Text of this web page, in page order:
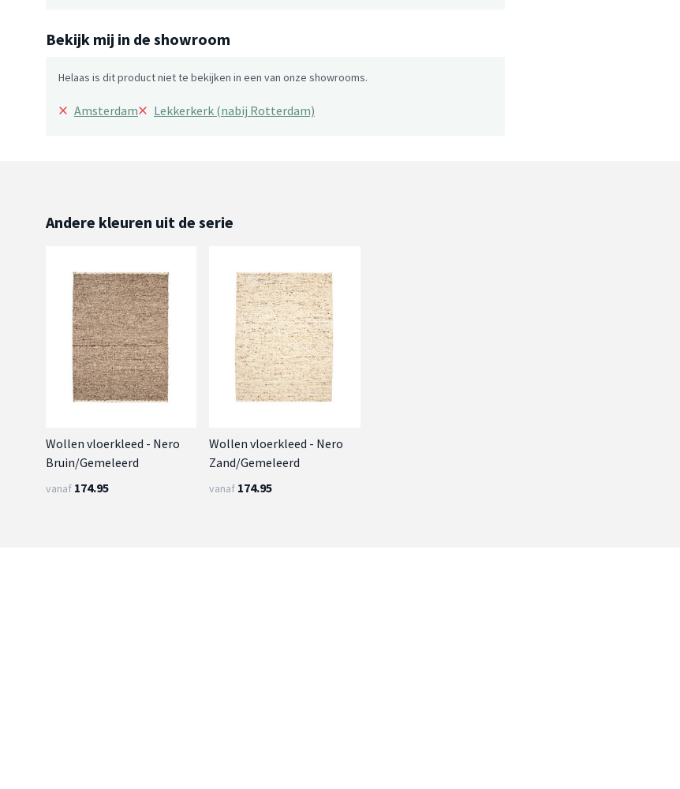
Bekijk mij in de showroom
Helaas is dit product niet te bekijken in een van onze showrooms.
× Amsterdam× Lekkerkerk (nabij Rotterdam)
Andere kleuren uit de serie
Wollen vloerkleed - Nero
Bruin/Gemeleerd
vanaf 174.95
Wollen vloerkleed - Nero
Zand/Gemeleerd
vanaf 174.95